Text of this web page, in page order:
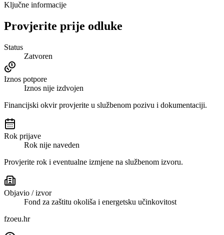
Ključne informacije
Provjerite prije odluke
Status
Zatvoren
Iznos potpore
Iznos nije izdvojen
Financijski okvir provjerite u službenom pozivu i dokumentaciji.
Rok prijave
Rok nije naveden
Provjerite rok i eventualne izmjene na službenom izvoru.
Objavio / izvor
Fond za zaštitu okoliša i energetsku učinkovitost
fzoeu.hr